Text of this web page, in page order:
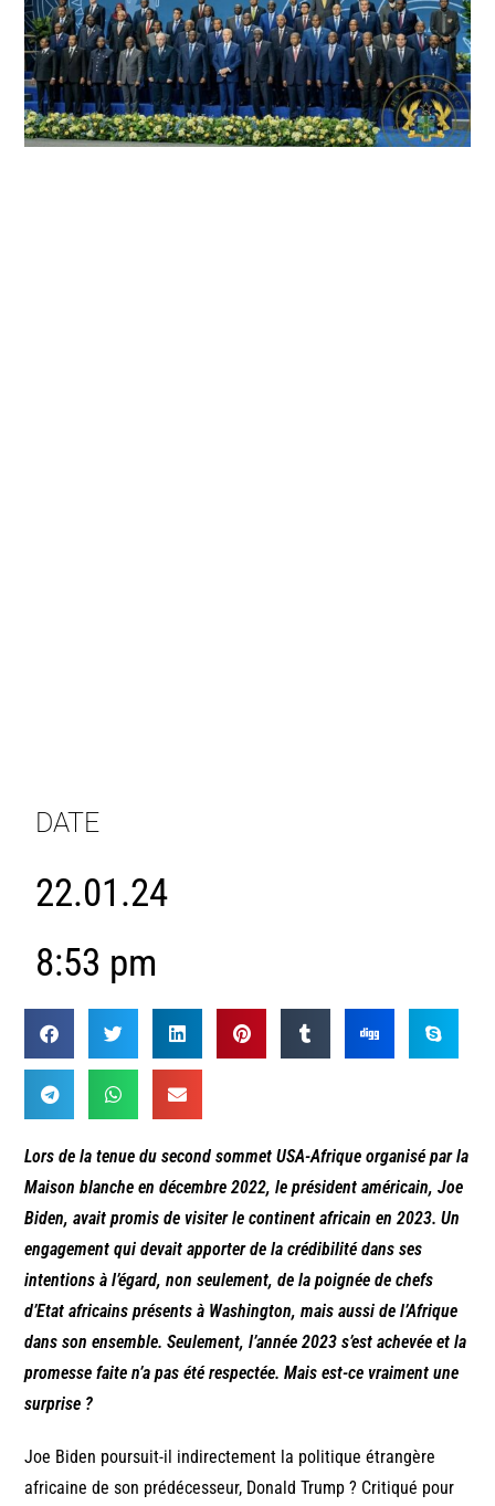
DATE
22.01.24
8:53 pm
Lors de la tenue du second sommet USA-Afrique organisé par la
Maison blanche en décembre 2022, le président américain, Joe
Biden, avait promis de visiter le continent africain en 2023. Un
engagement qui devait apporter de la crédibilité dans ses
intentions à l’égard, non seulement, de la poignée de chefs
d’Etat africains présents à Washington, mais aussi de l’Afrique
dans son ensemble. Seulement, l’année 2023 s’est achevée et la
promesse faite n’a pas été respectée. Mais est-ce vraiment une
surprise ?
Joe Biden poursuit-il indirectement la politique étrangère
africaine de son prédécesseur, Donald Trump ? Critiqué pour